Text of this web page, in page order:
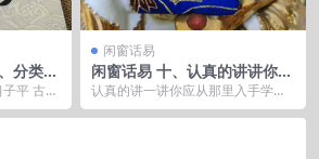
分类、
平 古典
不同。
闲窗话易
闲窗话易 十、认真的讲讲你应
该从那里入手学易
认真的讲一讲你应从那里入手学易
和怎么学习！ ...